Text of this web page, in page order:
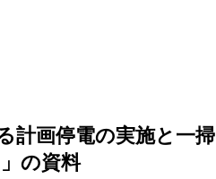
計画停電の実施と一掃
の資料